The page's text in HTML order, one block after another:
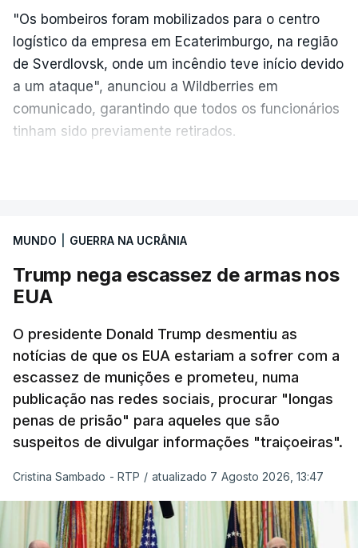
"Os bombeiros foram mobilizados para o centro
logístico da empresa em Ecaterimburgo, na região
de Sverdlovsk, onde um incêndio teve início devido
a um ataque", anunciou a Wildberries em
comunicado, garantindo que todos os funcionários
tinham sido previamente retirados.
20 instalações pertencentes à Wildberries --- uma
plataforma de comércio online muito popular,
espalhadas por quase toda a Rússia e na Crimeia
anexada.
Os primeiros ataques, ocorridos na noite de 17 para
18 de julho, fizeram oito mortos e quase 90 feridos
em instalações nas regiões de Moscovo e Tambov
(centro-oeste).
Desde então, ataques de drones ucranianos
visaram locais próximos a São Petersburgo
MUNDO GUERRA NA UCRÂNIA
Trump nega escassez de armas nos
EUA
O presidente Donald Trump desmentiu as
notícias de que os EUA estariam a sofrer com a
escassez de munições e prometeu, numa
publicação nas redes sociais, procurar "longas
penas de prisão" para aqueles que são
suspeitos de divulgar informações "traiçoeiras".
Cristina Sambado - RTP / atualizado 7 Agosto 2026, 13:47